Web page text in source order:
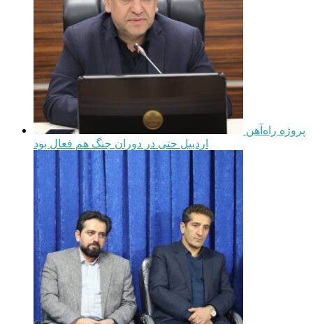
اردبیل حتی در دوران جنگ هم فعال بود